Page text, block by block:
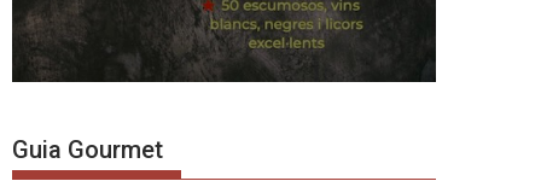
Guia Gourmet